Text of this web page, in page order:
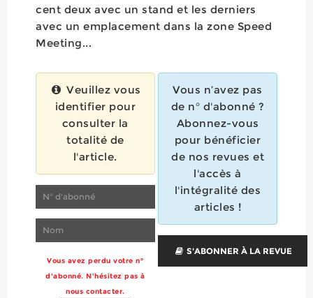
cent deux avec un stand et les derniers
avec un emplacement dans la zone Speed
Meeting...
Veuillez vous
identifier pour
consulter la
totalité de
l'article.
Vous avez perdu votre n°
d'abonné. N'hésitez pas à
nous contacter.
Vous n’avez pas
de n° d'abonné ?
Abonnez-vous
pour bénéficier
de nos revues et
l'accès à
l'intégralité des
articles !
S'ABONNER À LA REVUE